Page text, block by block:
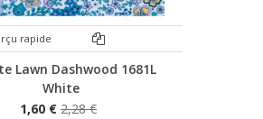
rapide
Lawn Dashwood 1681L
White
1,60 € 2,28 €